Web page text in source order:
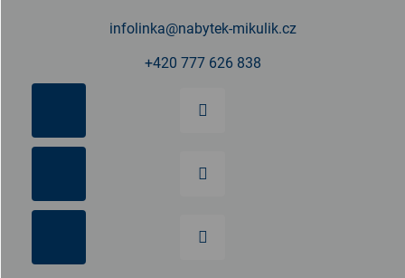
infolinka@nabytek-mikulik.cz
+420 777 626 838